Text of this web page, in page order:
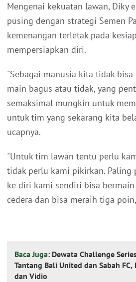
Mengenai kekuatan lawan, Diky
pusing dengan strategi Semen
kemenangan terletak pada
mempersiapkan diri.
"Sebagai manusia kita tidak
main bagus atau tidak, yang
semaksimal mungkin untuk
untuk tim yang sekarang kita
ucapnya.
"Untuk tim lawan tentu perlu
tidak perlu kami pikirkan. Paling
ke diri kami sendiri bisa
cedera dan bisa meraih tiga
Baca Juga: Dewata Challenge
Tantang Bali United dan Sabah
dan Vidio